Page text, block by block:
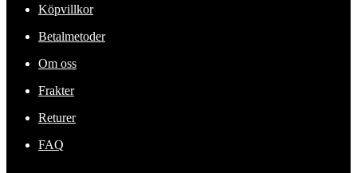
Köpvillkor
Betalmetoder
Om oss
Frakter
Returer
FAQ